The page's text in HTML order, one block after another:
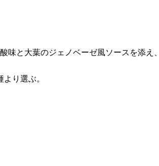
味と大葉のジェノベーゼ風ソースを添え
り選ぶ。